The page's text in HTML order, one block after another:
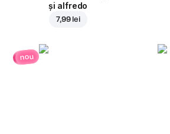
și alfredo
7,99 lei
nou